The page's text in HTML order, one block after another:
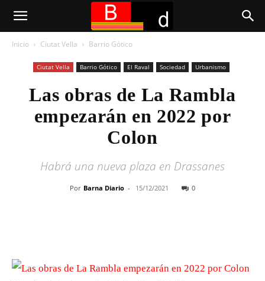
Inicio Ciutat Vella Barrio Gótico
Ciutat Vella Barrio Gótico El Raval Sociedad Urbanismo
Las obras de La Rambla
empezarán en 2022 por
Colon
Habrá una nueva plaza en Drassanes
Por Barna Diario - 15/12/2021 0